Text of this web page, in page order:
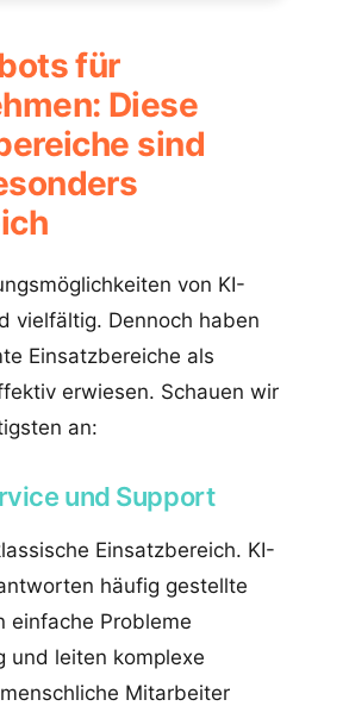
für
Diese
sind
von KI-
vielfältig. Dennoch haben
Einsatzbereiche als
erwiesen. Schauen wir
an:
und Support
Einsatzbereich. KI-
häufig gestellte
einfache Probleme
und leiten komplexe
Mitarbeiter